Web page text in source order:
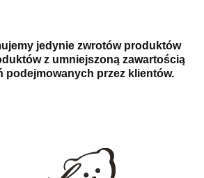
jedynie zwrotów produktów
z umniejszoną zawartością
podejmowanych przez klientów.